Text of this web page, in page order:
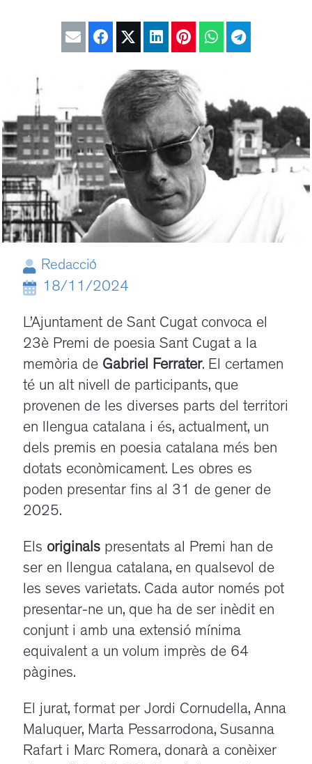
Redacció
18/11/2024
L’Ajuntament de Sant Cugat convoca el
23è Premi de poesia Sant Cugat a la
memòria de Gabriel Ferrater. El certamen
té un alt nivell de participants, que
provenen de les diverses parts del territori
en llengua catalana i és, actualment, un
dels premis en poesia catalana més ben
dotats econòmicament. Les obres es
poden presentar fins al 31 de gener de
2025.
Els originals presentats al Premi han de
ser en llengua catalana, en qualsevol de
les seves varietats. Cada autor només pot
presentar-ne un, que ha de ser inèdit en
conjunt i amb una extensió mínima
equivalent a un volum imprès de 64
pàgines.
El jurat, format per Jordi Cornudella, Anna
Maluquer, Marta Pessarrodona, Susanna
Rafart i Marc Romera, donarà a conèixer